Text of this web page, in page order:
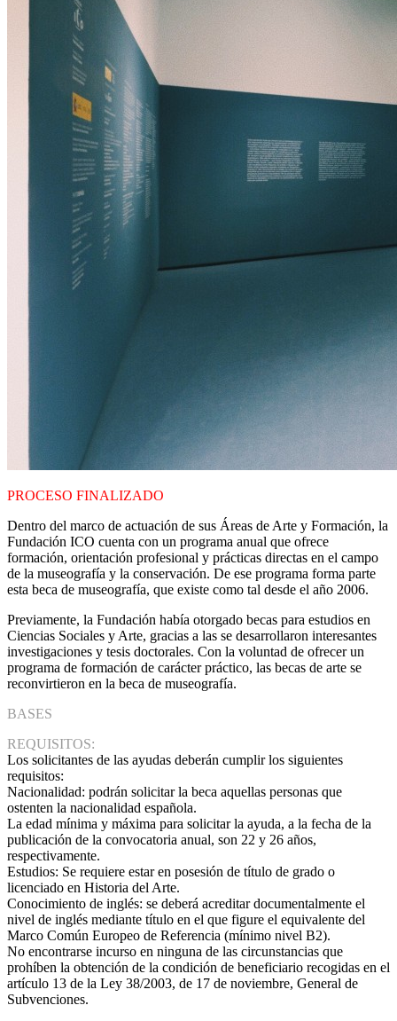
PROCESO FINALIZADO
Dentro del marco de actuación de sus Áreas de Arte y Formación, la
Fundación ICO cuenta con un programa anual que ofrece
formación, orientación profesional y prácticas directas en el campo
de la museografía y la conservación. De ese programa forma parte
esta beca de museografía, que existe como tal desde el año 2006.
Previamente, la Fundación había otorgado becas para estudios en
Ciencias Sociales y Arte, gracias a las se desarrollaron interesantes
investigaciones y tesis doctorales. Con la voluntad de ofrecer un
programa de formación de carácter práctico, las becas de arte se
reconvirtieron en la beca de museografía.
BASES
REQUISITOS:
Los solicitantes de las ayudas deberán cumplir los siguientes
requisitos:
Nacionalidad: podrán solicitar la beca aquellas personas que
ostenten la nacionalidad española.
La edad mínima y máxima para solicitar la ayuda, a la fecha de la
publicación de la convocatoria anual, son 22 y 26 años,
respectivamente.
Estudios: Se requiere estar en posesión de título de grado o
licenciado en Historia del Arte.
Conocimiento de inglés: se deberá acreditar documentalmente el
nivel de inglés mediante título en el que figure el equivalente del
Marco Común Europeo de Referencia (mínimo nivel B2).
No encontrarse incurso en ninguna de las circunstancias que
prohíben la obtención de la condición de beneficiario recogidas en el
artículo 13 de la Ley 38/2003, de 17 de noviembre, General de
Subvenciones.